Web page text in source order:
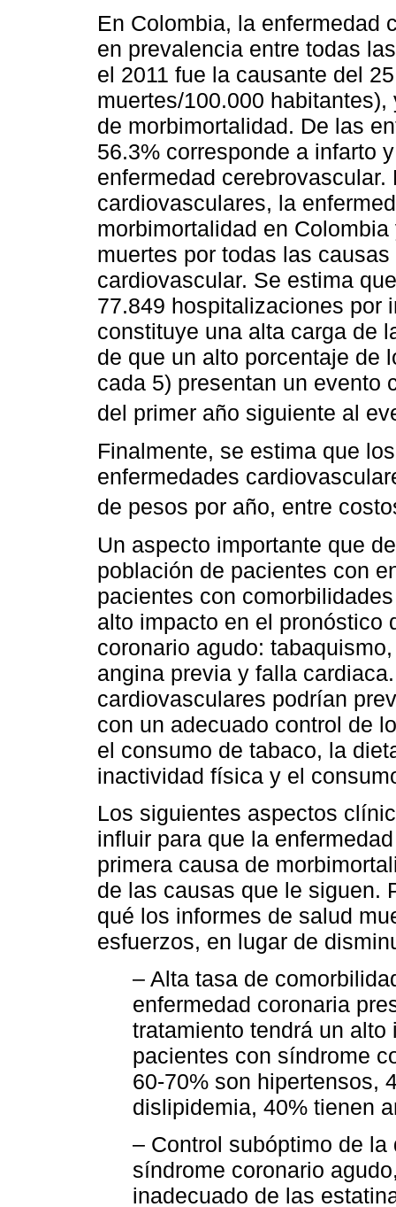
En Colombia, la enfermedad
en prevalencia entre todas
el 2011 fue la causante del
muertes/100.000
de morbimortalidad. De las
56.3% corresponde a infarto
enfermedad
cardiovasculares, la
morbimortalidad en
muertes por todas las
cardiovascular. Se estima
77.849 hospitalizaciones por
constituye una alta carga de
de que un alto porcentaje de
cada 5) presentan un evento
del primer año siguiente al
Finalmente, se estima que
enfermedades
de pesos por año, entre
Un aspecto importante que
población de pacientes con
pacientes con
alto impacto en el pronóstico
coronario agudo:
angina previa y falla
cardiovasculares podrían
con un adecuado control de
el consumo de tabaco, la
inactividad física y el
Los siguientes aspectos
influir para que la
primera causa de
de las causas que le siguen.
qué los informes de salud
esfuerzos, en lugar de
– Alta tasa de
enfermedad coronaria
tratamiento tendrá un
pacientes con síndrome
60-70% son hipertensos,
dislipidemia, 40% tienen
– Control subóptimo de
síndrome coronario
inadecuado de las